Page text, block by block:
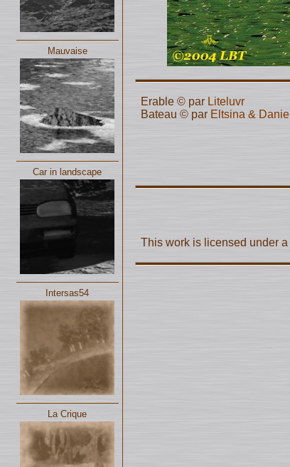
Mauvaise
Car in landscape
Intersas54
La Crique
Erable © par Liteluvr
Bateau © par Eltsina & Daniel
This work is licensed under a